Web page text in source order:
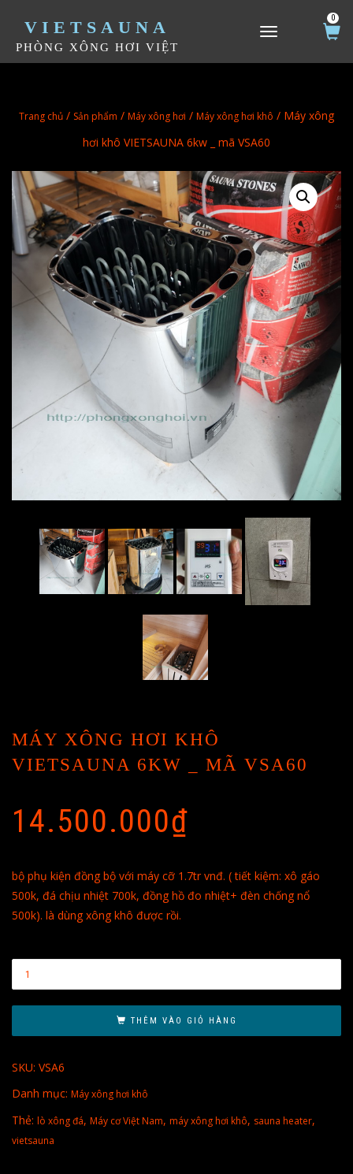
VIETSAUNA
PHÒNG XÔNG HƠI VIỆT
TOGGLE NAVIGATION
0
Trang chủ / Sản phẩm / Máy xông hơi / Máy xông hơi khô / Máy xông
hơi khô VIETSAUNA 6kw _ mã VSA60
MÁY XÔNG HƠI KHÔ
VIETSAUNA 6KW _ MÃ VSA60
14.500.000₫
bộ phụ kiện đồng bộ với máy cỡ 1.7tr vnđ. ( tiết kiệm: xô gáo
500k, đá chịu nhiệt 700k, đồng hồ đo nhiệt+ đèn chống nổ
500k). là dùng xông khô được rồi.
THÊM VÀO GIỎ HÀNG
SKU: VSA6
Danh mục: Máy xông hơi khô
Thẻ: lò xông đá, Máy cơ Việt Nam, máy xông hơi khô, sauna heater,
vietsauna